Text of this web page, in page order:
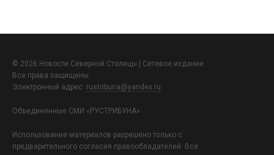
© 2026 Новости Северной Столицы | Сетевое издание.
Все права защищены.
Электронный адрес: rustribuna@yandex.ru
Объединенные СМИ «РУСТРИБУНА»
Использование материалов разрешено только с
предварительного согласия правообладателей. Все